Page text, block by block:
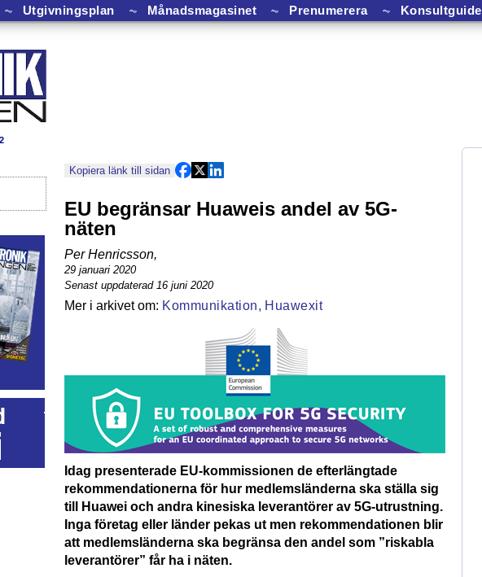
⏦ Utgivningsplan ⏦ Månadsmagasinet ⏦ Prenumerera ⏦ Konsultguide
Kopiera länk till sidan
EU begränsar Huaweis andel av 5G-
näten
Per Henricsson,
29 januari 2020
Senast uppdaterad 16 juni 2020
Kommunikation, Huawexit
Idag presenterade EU-kommissionen de efterlängtade
rekommendationerna för hur medlemsländerna ska ställa sig
till Huawei och andra kinesiska leverantörer av 5G-utrustning.
Inga företag eller länder pekas ut men rekommendationen blir
att medlemsländerna ska begränsa den andel som ”riskabla
leverantörer” får ha i näten.